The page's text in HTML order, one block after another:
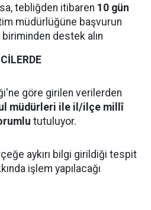
tebliğden itibaren 10 gün
müdürlüğüne başvurun
biriminden destek alın
göre girilen verilerden
müdürleri ile il/ilçe millî
tutuluyor.
aykırı bilgi girildiği tespit
işlem yapılacağı